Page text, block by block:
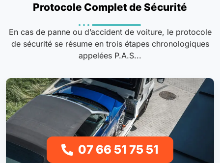
Protocole Complet de Sécurité
En cas de panne ou d’accident de voiture, le protocole
de sécurité se résume en trois étapes chronologiques
appelées P.A.S...
07 66 51 75 51